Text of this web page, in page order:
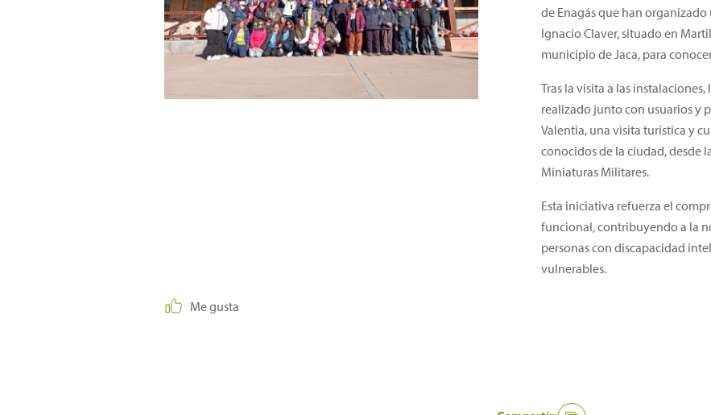
de Enagás que han
Ignacio Claver, situado en
municipio de Jaca, para
Tras la visita a las
realizado junto con usuarios y
Valentia, una visita turística y
conocidos de la ciudad, desde
Miniaturas Militares.
Esta iniciativa refuerza el
funcional, contribuyendo a la
personas con discapacidad
vulnerables.
Me gusta